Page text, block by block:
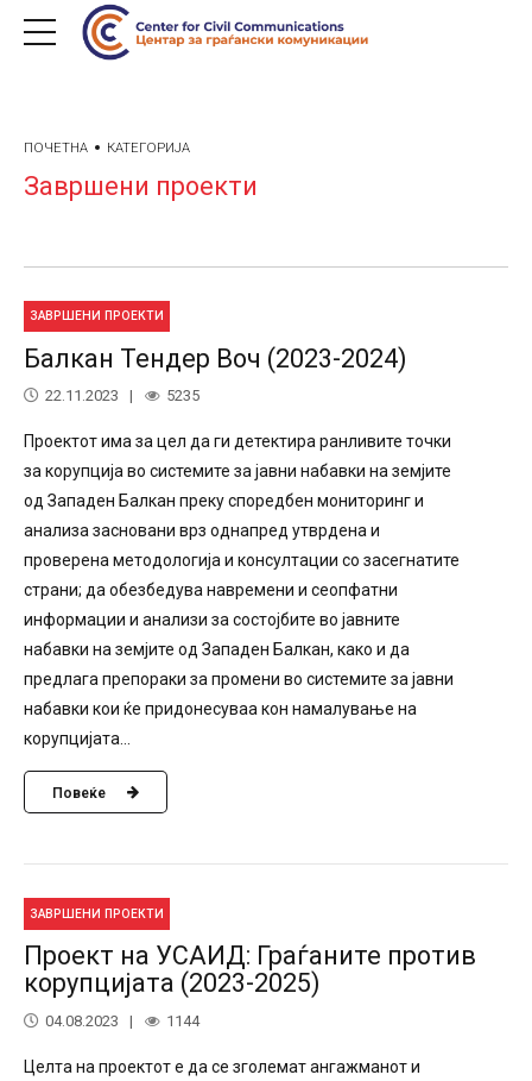
ПОЧЕТНА КАТЕГОРИЈА
Завршени проекти
ЗАВРШЕНИ ПРОЕКТИ
Балкан Тендер Воч (2023-2024)
22.11.2023 5235
Проектот има за цел да ги детектира ранливите точки
за корупција во системите за јавни набавки на земјите
од Западен Балкан преку споредбен мониторинг и
анализа засновани врз однапред утврдена и
проверена методологија и консултации со засегнатите
страни; да обезбедува навремени и сеопфатни
информации и анализи за состојбите во јавните
набавки на земјите од Западен Балкан, како и да
предлага препораки за промени во системите за јавни
набавки кои ќе придонесуваа кон намалување на
корупцијата...
Повеќе
ЗАВРШЕНИ ПРОЕКТИ
Проект на УСАИД: Граѓаните против
корупцијата (2023-2025)
04.08.2023 1144
Целта на проектот е да се зголемат ангажманот и